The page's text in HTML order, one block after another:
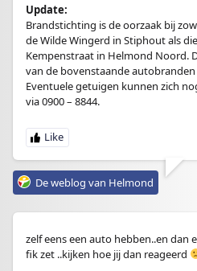
Update:
Brandstichting is de oorzaak bij
de Wilde Wingerd in Stiphout als
Kempenstraat in Helmond Noord.
van de bovenstaande
Eventuele getuigen kunnen zich
via 0900 – 8844.
De weblog van Helmond
zelf eens een auto hebben..en dan
fik zet ..kijken hoe jij dan reageerd